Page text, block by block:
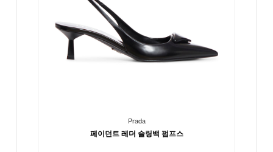
Prada
페이던트 레더 슬링백 펌프스